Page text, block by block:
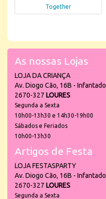
Together
As nossas Lojas
LOJA DA CRIANÇA
Av. Diogo Cão, 16B - Infantado
2670-327 LOURES
Segunda a Sexta
10h00-13h30 e 14h30-19h00
Sábados e Feriados
10h00-13h30
Artigos de Festa
LOJA FESTASPARTY
Av. Diogo Cão, 16B - Infantado
2670-327 LOURES
Segunda a Sexta